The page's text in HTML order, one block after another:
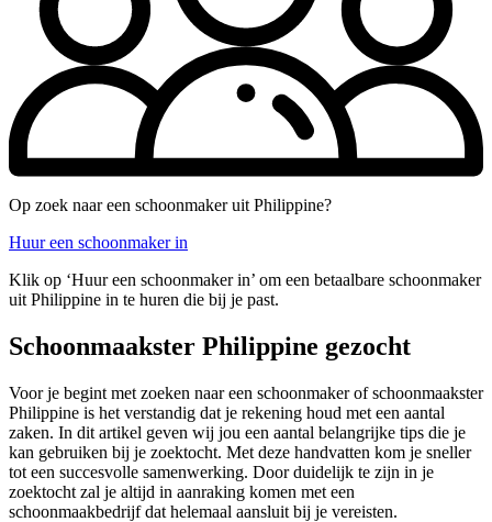
Op zoek naar een schoonmaker uit Philippine?
Huur een schoonmaker in
Klik op ‘Huur een schoonmaker in’ om een betaalbare schoonmaker
uit Philippine in te huren die bij je past.
Schoonmaakster Philippine gezocht
Voor je begint met zoeken naar een schoonmaker of schoonmaakster
Philippine is het verstandig dat je rekening houd met een aantal
zaken. In dit artikel geven wij jou een aantal belangrijke tips die je
kan gebruiken bij je zoektocht. Met deze handvatten kom je sneller
tot een succesvolle samenwerking. Door duidelijk te zijn in je
zoektocht zal je altijd in aanraking komen met een
schoonmaakbedrijf dat helemaal aansluit bij je vereisten.